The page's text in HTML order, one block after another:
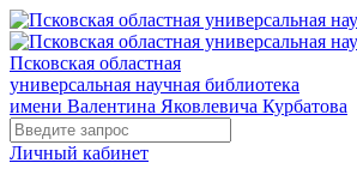
Псковская областная
универсальная научная библиотека
имени Валентина Яковлевича Курбатова
Личный кабинет